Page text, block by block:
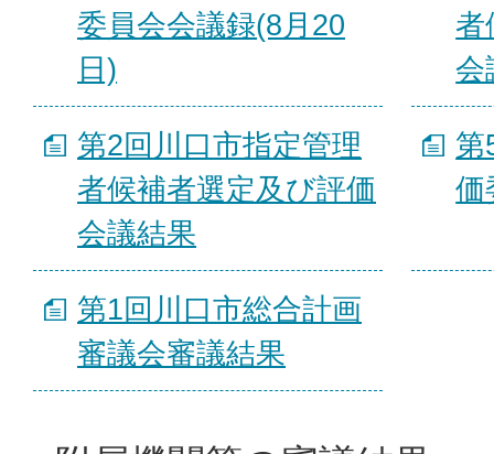
委員会会議録(8月20
日)
者
会
第2回川口市指定管理
者候補者選定及び評価
会議結果
第
価
第1回川口市総合計画
審議会審議結果